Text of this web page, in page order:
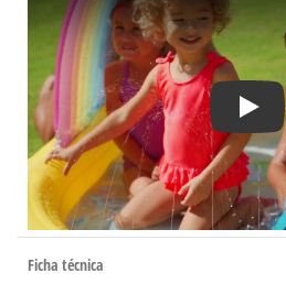
Play
Ficha técnica